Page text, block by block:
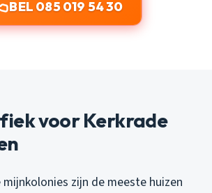
BEL 085 019 54 30
voor Kerkrade
mijnkolonies zijn de meeste huizen